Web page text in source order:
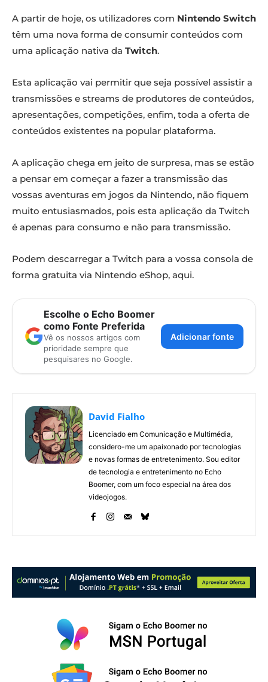
A partir de hoje, os utilizadores com Nintendo Switch
têm uma nova forma de consumir conteúdos com
uma aplicação nativa da Twitch.
Esta aplicação vai permitir que seja possível assistir a
transmissões e streams de produtores de conteúdos,
apresentações, competições, enfim, toda a oferta de
conteúdos existentes na popular plataforma.
A aplicação chega em jeito de surpresa, mas se estão
a pensar em começar a fazer a transmissão das
vossas aventuras em jogos da Nintendo, não fiquem
muito entusiasmados, pois esta aplicação da Twitch
é apenas para consumo e não para transmissão.
Podem descarregar a Twitch para a vossa consola de
forma gratuita via Nintendo eShop, aqui.
Escolhe o Echo Boomer
como Fonte Preferida
Vê os nossos artigos com
prioridade sempre que
pesquisares no Google.
Adicionar fonte
David Fialho
Licenciado em Comunicação e Multimédia,
considero-me um apaixonado por tecnologias
e novas formas de entretenimento. Sou editor
de tecnologia e entretenimento no Echo
Boomer, com um foco especial na área dos
videojogos.